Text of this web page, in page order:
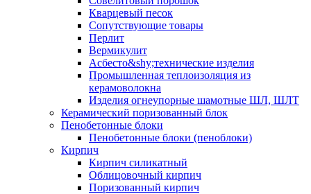
Кварцевый песок
Сопутствующие товары
Перлит
Вермикулит
Асбесто&shy;технические изделия
Промышленная теплоизоляция из
керамоволокна
Изделия огнеупорные шамотные ШЛ, ШЛТ
Керамический поризованный блок
Пенобетонные блоки
Пенобетонные блоки (пеноблоки)
Кирпич
Кирпич силикатный
Облицовочный кирпич
Поризованный кирпич